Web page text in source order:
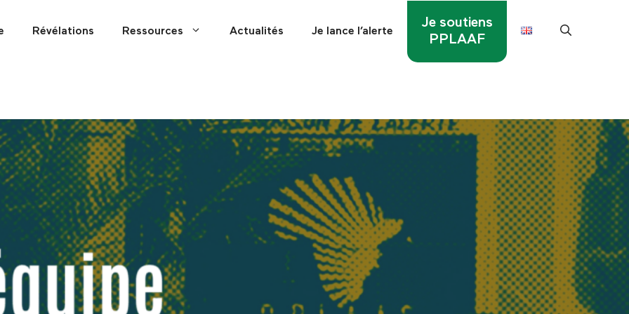
Révélations Ressources Actualités Je lance l’alerte
Je soutiens
PPLAAF